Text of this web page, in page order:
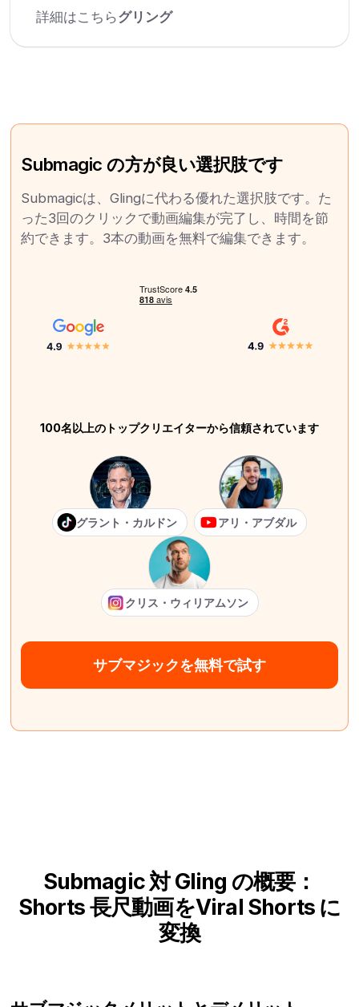
詳細はこちらグリング
Submagic の方が良い選択肢です
Submagicは、Glingに代わる優れた選択肢です。た
った3回のクリックで動画編集が完了し、時間を節
約できます。3本の動画を無料で編集できます。
100名以上のトップクリエイターから信頼されています
グラント・カルドン アリ・アブダル
クリス・ウィリアムソン
サブマジックを無料で試す
Submagic 対 Gling の概要：
Shorts 長尺動画をViral Shorts に
変換